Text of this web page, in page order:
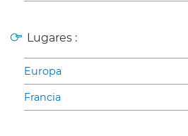
Lugares :
Europa
Francia